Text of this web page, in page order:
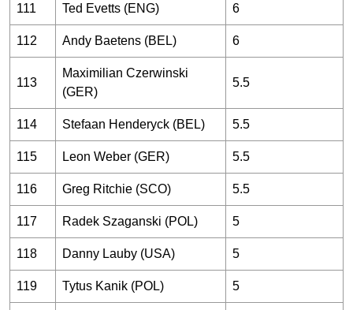
111 Ted Evetts (ENG) 6
112 Andy Baetens (BEL) 6
113
Maximilian Czerwinski
(GER)
5.5
114 Stefaan Henderyck (BEL) 5.5
115 Leon Weber (GER) 5.5
116 Greg Ritchie (SCO) 5.5
117 Radek Szaganski (POL) 5
118 Danny Lauby (USA) 5
119 Tytus Kanik (POL) 5